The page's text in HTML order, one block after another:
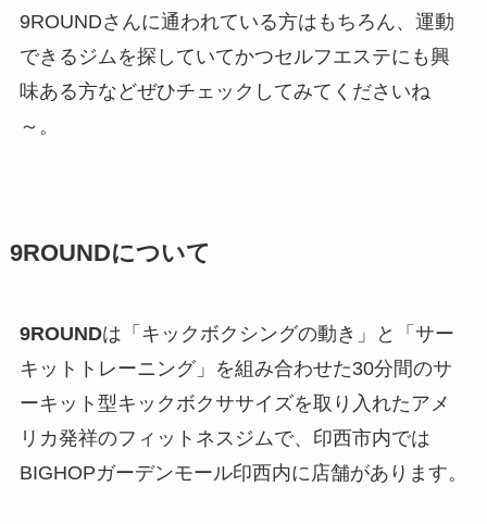
9ROUNDさんに通われている方はもちろん、運動
できるジムを探していてかつセルフエステにも興
味ある方などぜひチェックしてみてくださいね
～。
9ROUNDについて
9ROUNDは「キックボクシングの動き」と「サー
キットトレーニング」を組み合わせた30分間のサ
ーキット型キックボクササイズを取り入れたアメ
リカ発祥のフィットネスジムで、印西市内では
BIGHOPガーデンモール印西内に店舗があります。